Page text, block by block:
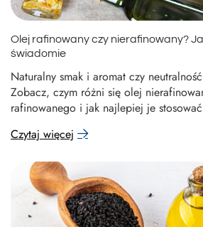
Olej rafinowany czy nierafinowany?
świadomie
Naturalny smak i aromat czy
Zobacz, czym różni się olej
rafinowanego i jak najlepiej je
Czytaj więcej